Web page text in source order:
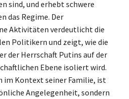
sind, und erhebt schwere
das Regime. Der
Aktivitäten verdeutlicht die
Politikern und zeigt, wie die
der Herrschaft Putins auf der
Ebene isoliert wird.
im Kontext seiner Familie, ist
Angelegenheit, sondern